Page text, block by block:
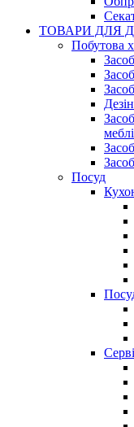
ТОВАРИ ДЛЯ
Побутова
Посуд